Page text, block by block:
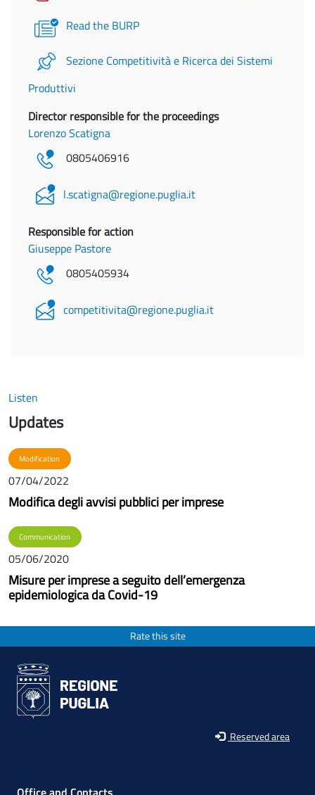
Read the BURP
Sezione Competitività e Ricerca dei Sistemi
Produttivi
Director responsible for the proceedings
Lorenzo Scatigna
0805406916
l.scatigna@regione.puglia.it
Responsible for action
Giuseppe Pastore
0805405934
competitivita@regione.puglia.it
Listen
Updates
Modification
07/04/2022
Modifica degli avvisi pubblici per imprese
Communication
05/06/2020
Misure per imprese a seguito dell’emergenza
epidemiologica da Covid-19
Rate this site
Reserved area